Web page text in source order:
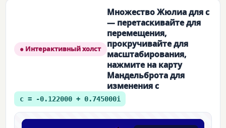
● Интерактивный холст
Множество Жюлиа для c
— перетаскивайте для
перемещения,
прокручивайте для
масштабирования,
нажмите на карту
Мандельброта для
изменения c
c = -0.122000 + 0.745000i